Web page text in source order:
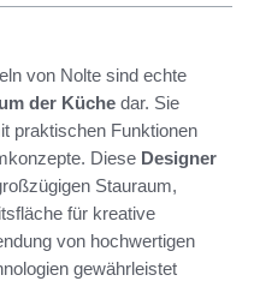
von Nolte sind echte
der Küche dar. Sie
praktischen Funktionen
Diese Designer
Stauraum,
für kreative
von hochwertigen
gewährleistet